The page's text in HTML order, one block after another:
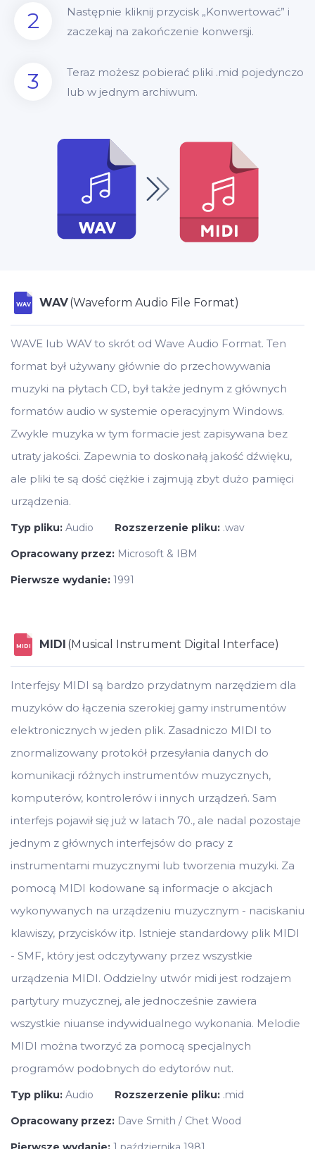
2
Następnie kliknij przycisk „Konwertować” i
zaczekaj na zakończenie konwersji.
3
Teraz możesz pobierać pliki .mid pojedynczo
lub w jednym archiwum.
WAV WAV(Waveform Audio File Format)
WAVE lub WAV to skrót od Wave Audio Format. Ten
format był używany głównie do przechowywania
muzyki na płytach CD, był także jednym z głównych
formatów audio w systemie operacyjnym Windows.
Zwykle muzyka w tym formacie jest zapisywana bez
utraty jakości. Zapewnia to doskonałą jakość dźwięku,
ale pliki te są dość ciężkie i zajmują zbyt dużo pamięci
urządzenia.
Typ pliku: Audio Rozszerzenie pliku: .wav
Opracowany przez: Microsoft & IBM
Pierwsze wydanie: 1991
MIDI MIDI (Musical Instrument Digital Interface)
Interfejsy MIDI są bardzo przydatnym narzędziem dla
muzyków do łączenia szerokiej gamy instrumentów
elektronicznych w jeden plik. Zasadniczo MIDI to
znormalizowany protokół przesyłania danych do
komunikacji różnych instrumentów muzycznych,
komputerów, kontrolerów i innych urządzeń. Sam
interfejs pojawił się już w latach 70., ale nadal pozostaje
jednym z głównych interfejsów do pracy z
instrumentami muzycznymi lub tworzenia muzyki. Za
pomocą MIDI kodowane są informacje o akcjach
wykonywanych na urządzeniu muzycznym - naciskaniu
klawiszy, przycisków itp. Istnieje standardowy plik MIDI
- SMF, który jest odczytywany przez wszystkie
urządzenia MIDI. Oddzielny utwór midi jest rodzajem
partytury muzycznej, ale jednocześnie zawiera
wszystkie niuanse indywidualnego wykonania. Melodie
MIDI można tworzyć za pomocą specjalnych
programów podobnych do edytorów nut.
Typ pliku: Audio Rozszerzenie pliku: .mid
Opracowany przez: Dave Smith / Chet Wood